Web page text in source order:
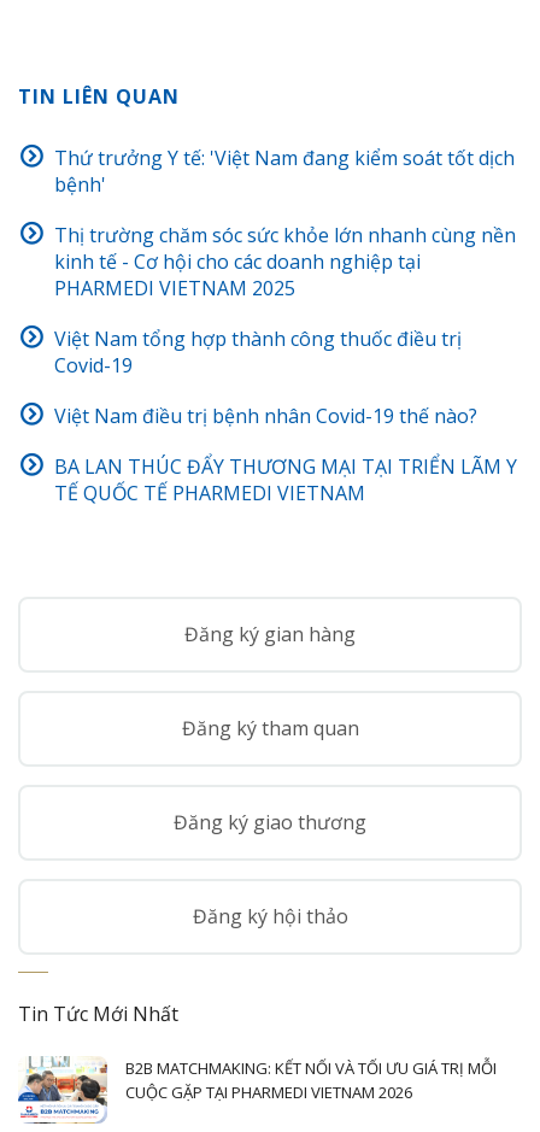
TIN LIÊN QUAN
Thứ trưởng Y tế: 'Việt Nam đang kiểm soát tốt dịch
bệnh'
Thị trường chăm sóc sức khỏe lớn nhanh cùng nền
kinh tế - Cơ hội cho các doanh nghiệp tại
PHARMEDI VIETNAM 2025
Việt Nam tổng hợp thành công thuốc điều trị
Covid-19
Việt Nam điều trị bệnh nhân Covid-19 thế nào?
BA LAN THÚC ĐẨY THƯƠNG MẠI TẠI TRIỂN LÃM Y
TẾ QUỐC TẾ PHARMEDI VIETNAM
Đăng ký gian hàng
Đăng ký tham quan
Đăng ký giao thương
Đăng ký hội thảo
Tin Tức Mới Nhất
B2B MATCHMAKING: KẾT NỐI VÀ TỐI ƯU GIÁ TRỊ MỖI
CUỘC GẶP TẠI PHARMEDI VIETNAM 2026